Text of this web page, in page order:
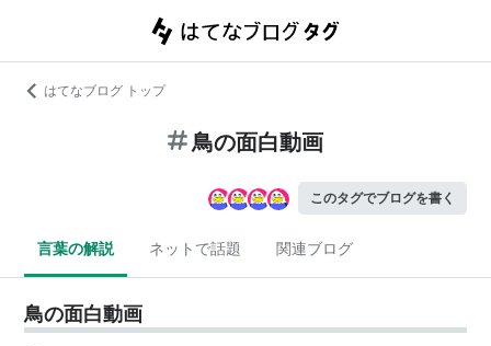
はてなブログ トップ
鳥の面白動画
このタグでブログを書く
言葉の解説 ネットで話題 関連ブログ
鳥の面白動画